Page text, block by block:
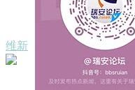
维新